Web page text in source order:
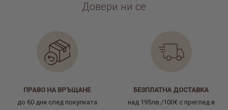
Довери ни се
ПРАВО НА ВРЪЩАНЕ
до 60 дни след покупката
БЕЗПЛАТНА ДОСТАВКА
над 195лв./100€ с преглед и